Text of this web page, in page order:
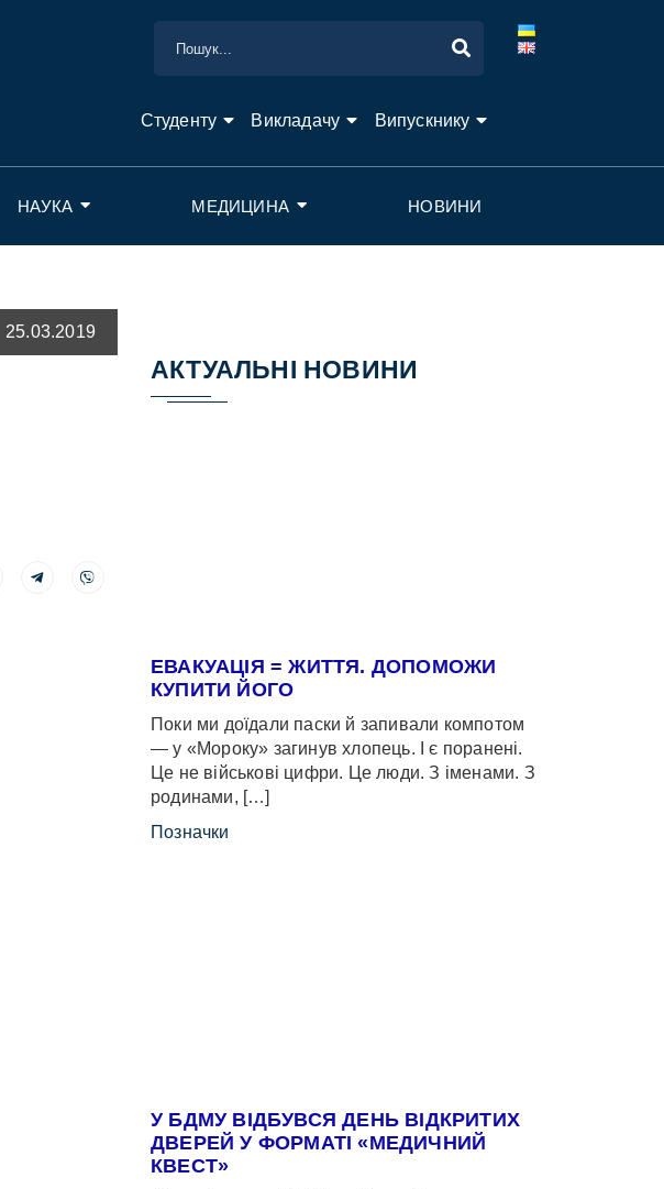
Студенту Викладачу Випускнику
НАУКА МЕДИЦИНА НОВИНИ
25.03.2019
АКТУАЛЬНІ НОВИНИ
ЕВАКУАЦІЯ = ЖИТТЯ. ДОПОМОЖИ
КУПИТИ ЙОГО
Поки ми доїдали паски й запивали компотом
— у «Мороку» загинув хлопець. І є поранені.
Це не військові цифри. Це люди. З іменами. З
родинами, […]
Позначки
У БДМУ ВІДБУВСЯ ДЕНЬ ВІДКРИТИХ
ДВЕРЕЙ У ФОРМАТІ «МЕДИЧНИЙ
КВЕСТ»